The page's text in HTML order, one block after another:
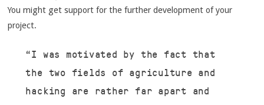
You might get support for the further development of your
project.
“I was motivated by the fact that
the two fields of agriculture and
hacking are rather far apart and